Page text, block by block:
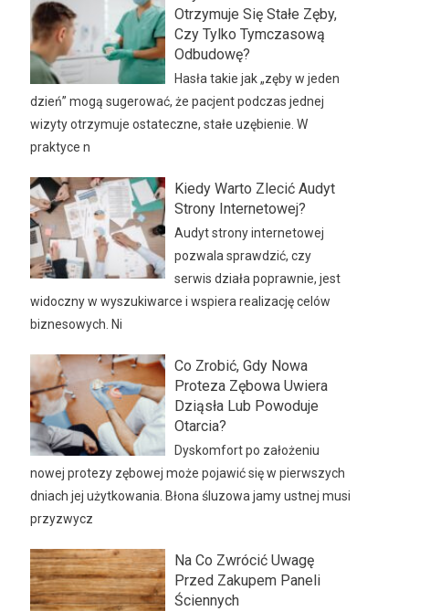
Otrzymuje Się Stałe Zęby,
Czy Tylko Tymczasową
Odbudowę?
Hasła takie jak „zęby w jeden
dzień” mogą sugerować, że pacjent podczas jednej
wizyty otrzymuje ostateczne, stałe uzębienie. W
praktyce n
Kiedy Warto Zlecić Audyt
Strony Internetowej?
Audyt strony internetowej
pozwala sprawdzić, czy
serwis działa poprawnie, jest
widoczny w wyszukiwarce i wspiera realizację celów
biznesowych. Ni
Co Zrobić, Gdy Nowa
Proteza Zębowa Uwiera
Dziąsła Lub Powoduje
Otarcia?
Dyskomfort po założeniu
nowej protezy zębowej może pojawić się w pierwszych
dniach jej użytkowania. Błona śluzowa jamy ustnej musi
przyzwycz
Na Co Zwrócić Uwagę
Przed Zakupem Paneli
Ściennych